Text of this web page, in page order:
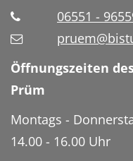
06551 -
Öffnungszeiten
Prüm
Montags -
14.00 - 16.00 Uhr